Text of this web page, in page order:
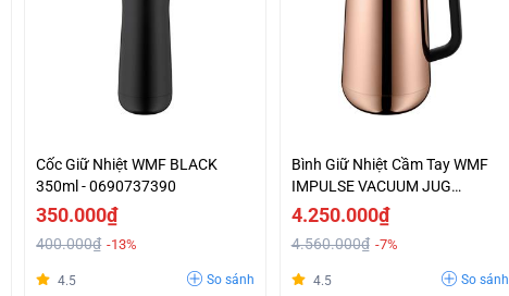
Cốc Giữ Nhiệt WMF BLACK
350ml - 0690737390
350.000₫
400.000₫ -13%
4.5 So sánh
Bình Giữ Nhiệt Cầm Tay WMF
IMPULSE VACUUM JUG
KUPFER-0690666600
4.250.000₫
4.560.000₫ -7%
4.5 So sánh